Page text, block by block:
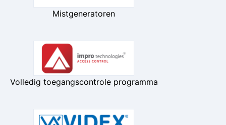
Mistgeneratoren
Volledig toegangscontrole programma